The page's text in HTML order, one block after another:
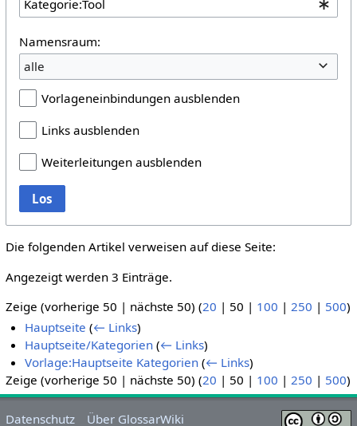
Namensraum:
alle
Vorlageneinbindungen ausblenden
Links ausblenden
Weiterleitungen ausblenden
Los
Die folgenden Artikel verweisen auf diese Seite:
Angezeigt werden 3 Einträge.
Zeige (vorherige 50 | nächste 50) (20 | 50 | 100 | 250 | 500)
Hauptseite (← Links)
Hauptseite/Kategorien (← Links)
Vorlage:Hauptseite Kategorien (← Links)
Zeige (vorherige 50 | nächste 50) (20 | 50 | 100 | 250 | 500)
Datenschutz Über GlossarWiki